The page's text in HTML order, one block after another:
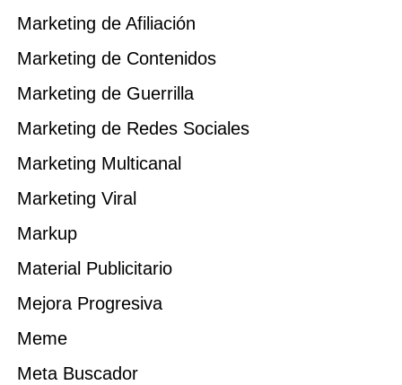
Marketing de Afiliación
Marketing de Contenidos
Marketing de Guerrilla
Marketing de Redes Sociales
Marketing Multicanal
Marketing Viral
Markup
Material Publicitario
Mejora Progresiva
Meme
Meta Buscador